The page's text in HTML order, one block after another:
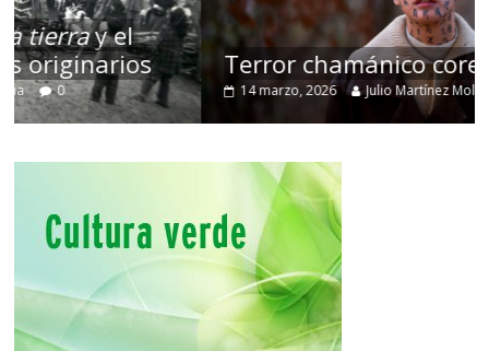
Terror chamánico coreano
14 marzo, 2026 Julio Martínez Molina 0